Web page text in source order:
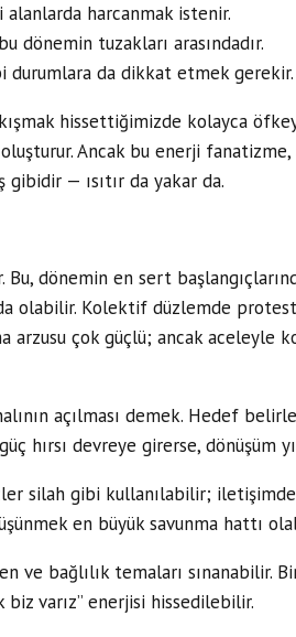
harcanmak istenir.
dönemin tuzakları arasındadır.
durumlara da dikkat etmek gerekir.
hissettiğimizde kolayca
Ancak bu enerji
— ısıtır da yakar da.
Bu, dönemin en sert
olabilir. Kolektif düzlemde
arzusu çok güçlü; ancak aceleyle
açılması demek. Hedef
hırsı devreye girerse, dönüşüm
silah gibi kullanılabilir;
en büyük savunma hattı
ve bağlılık temaları sınanabilir.
varız” enerjisi hissedilebilir.